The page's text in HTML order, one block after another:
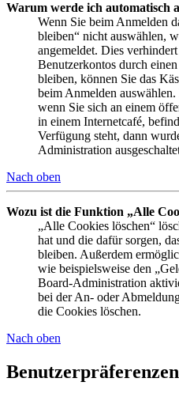
Warum werde ich automatisch
Wenn Sie beim Anmelden
bleiben“ nicht auswählen,
angemeldet. Dies
Benutzerkontos durch
bleiben, können Sie das
beim Anmelden
wenn Sie sich an einem
in einem Internetcafé,
Verfügung steht, dann
Administration
Nach oben
Wozu ist die Funktion „Alle
„Alle Cookies löschen“
hat und die dafür sorgen,
bleiben. Außerdem
wie beispielsweise den
Board-Administration
bei der An- oder
die Cookies löschen.
Nach oben